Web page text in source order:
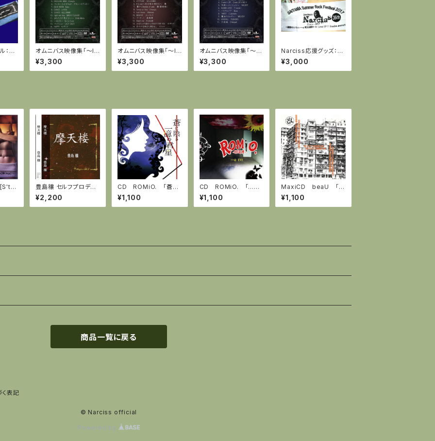
：マ
オムニバス映像集「～Im
age～ 漆黒 i」全14曲
収録(DVD-C) 特典付
き:オリジナルトートバッ
¥3,300
オムニバス映像集「～Im
age～ 漆黒 ii」全14曲
収録(DVD-C) 特典付
き：オリジナルトートバッ
¥3,300
オムニバス映像集「～A
pproach～ 漆黒 iii」全
11曲収録(DVD-C)特典
付き：オリジナルトート
¥3,300
Narciss応援グッズ：タ
オル(ランダム6枚セット)
¥3,000
豊島穰 セルフプロデュ
ース作品 『摩天楼』
¥2,200
CD ROMiO. 「蒼に
陰る一億の君星」
¥1,100
CD ROMiO. 「…＆
EVE」
¥1,100
MaxiCD beaU 「マ
キ死～改～」
¥1,100
商品一覧に戻る
表記
© Narciss official
Powered by